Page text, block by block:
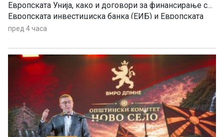
Европската Унија, како и договори за финансирање со
Европската инвестициска банка (ЕИБ) и Европската
банка за обнова и развој (ЕБОР)
пред 4 часа